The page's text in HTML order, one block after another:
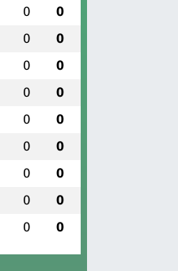
0 0
0 0
0 0
0 0
0 0
0 0
0 0
0 0
0 0